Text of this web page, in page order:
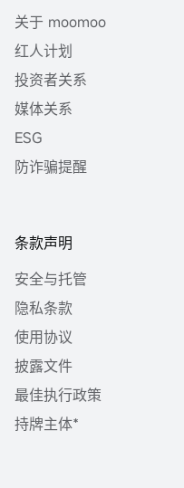
关于 moomoo
红人计划
投资者关系
媒体关系
ESG
防诈骗提醒
条款声明
安全与托管
隐私条款
使用协议
披露文件
最佳执行政策
持牌主体*